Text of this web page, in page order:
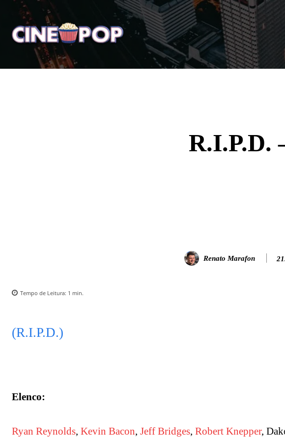
Home Notícias Críticas Breve
R.I.P.D.
Renato Marafon
Tempo de Leitura: 1 min.
(R.I.P.D.)
Elenco:
Ryan Reynolds, Kevin Bacon, Jeff Bridges, Robert Knepper,